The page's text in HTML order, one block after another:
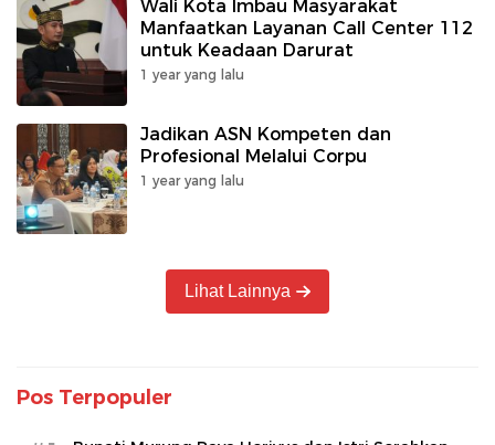
Wali Kota Imbau Masyarakat
Manfaatkan Layanan Call Center 112
untuk Keadaan Darurat
1 year yang lalu
Jadikan ASN Kompeten dan
Profesional Melalui Corpu
1 year yang lalu
Lihat Lainnya
Pos Terpopuler